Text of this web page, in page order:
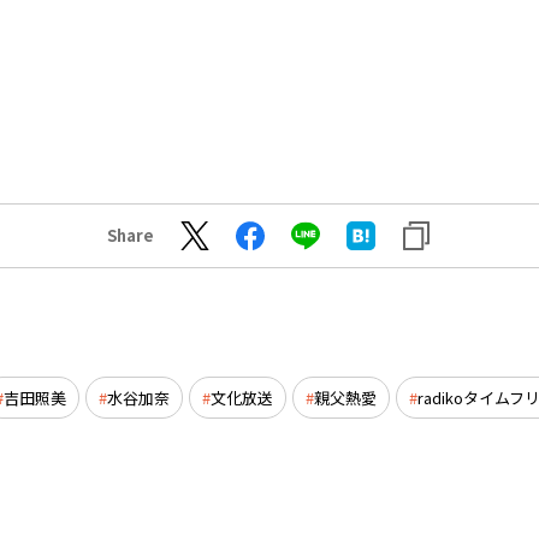
Share
吉田照美 水谷加奈 文化放送 親父熱愛 radikoタイムフ